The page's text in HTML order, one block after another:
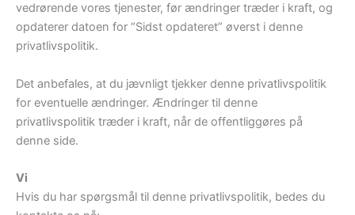
vedrørende vores tjenester, før ændringer træder i kraft, og
opdaterer datoen for “Sidst opdateret” øverst i denne
privatlivspolitik.
Det anbefales, at du jævnligt tjekker denne privatlivspolitik
for eventuelle ændringer. Ændringer til denne
privatlivspolitik træder i kraft, når de offentliggøres på
denne side.
Vi
Hvis du har spørgsmål til denne privatlivspolitik, bedes du